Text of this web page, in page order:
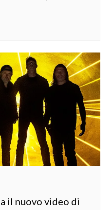
il nuovo video di